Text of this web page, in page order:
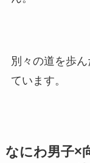
別々の道を歩
ています。
なにわ男子×